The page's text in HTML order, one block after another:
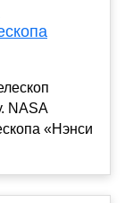
NASA
«Нэнси